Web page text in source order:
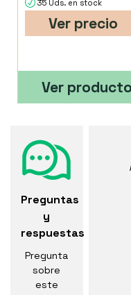
35 Uds. en stock
Ver precio
Ver producto
Preguntas
y
respuestas
Pregunta
sobre
este